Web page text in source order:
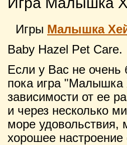
Игры Малышка
Baby Hazel Pet Care.
Если у Вас не очень
пока игра "Малышка
зависимости от ее
и через несколько
море удовольствия,
хорошее